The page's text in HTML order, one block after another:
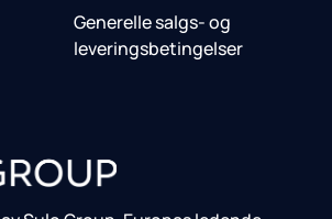
Generelle salgs- og
leveringsbetingelser